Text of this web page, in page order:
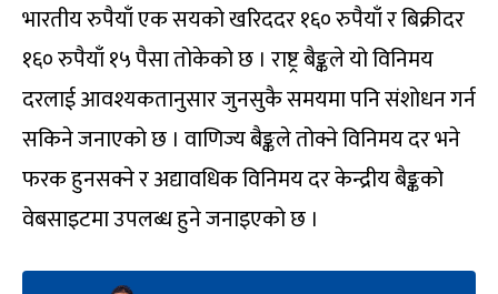
भारतीय रुपैयाँ एक सयको खरिददर १६० रुपैयाँ र बिक्रीदर
१६० रुपैयाँ १५ पैसा तोकेको छ । राष्ट्र बैङ्कले यो विनिमय
दरलाई आवश्यकतानुसार जुनसुकै समयमा पनि संशोधन गर्न
सकिने जनाएको छ । वाणिज्य बैङ्कले तोक्ने विनिमय दर भने
फरक हुनसक्ने र अद्यावधिक विनिमय दर केन्द्रीय बैङ्कको
वेबसाइटमा उपलब्ध हुने जनाइएको छ ।